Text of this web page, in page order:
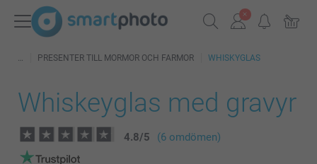
PRESENTER TILL MORMOR OCH FARMOR WHISKYGLAS
Whiskeyglas med gravyr
4.8/5 (6 omdömen)